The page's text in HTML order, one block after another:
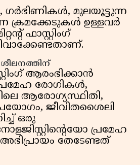
മുലയൂട്ടുന്ന
ക്രമക്കേടുകൾ ഉള്ളവർ
ഫാസ്റ്റിംഗ്
ആരംഭിക്കാൻ
രോഗികൾ,
ആരോഗ്യസ്ഥിതി,
ജീവിതശൈലി
ഒരു
പ്രമേഹ
തേടേണ്ടത്